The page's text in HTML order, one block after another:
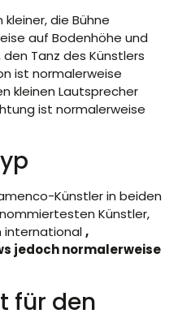
die Bühne
auf Bodenhöhe und
Tanz des Künstlers
ist normalerweise
kleinen Lautsprecher
ist normalerweise
Künstler in beiden
Künstler,
international,
jedoch normalerweise
für den